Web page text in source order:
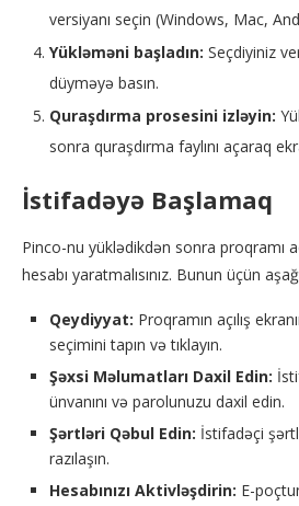
versiyanı seçin (Windows, Mac,
Yükləməni başladın: Seçdiyiniz
düyməyə basın.
Quraşdırma prosesini izləyin:
sonra quraşdırma faylını açaraq
İstifadəyə Başlamaq
Pinco-nu yüklədikdən sonra proqramı
hesabı yaratmalısınız. Bunun üçün
Qeydiyyat: Proqramın açılış
seçimini tapın və tıklayın.
Şəxsi Məlumatları Daxil Edin:
ünvanını və parolunuzu daxil edin.
Şərtləri Qəbul Edin: İstifadəçi
razılaşın.
Hesabınızı Aktivləşdirin: E-